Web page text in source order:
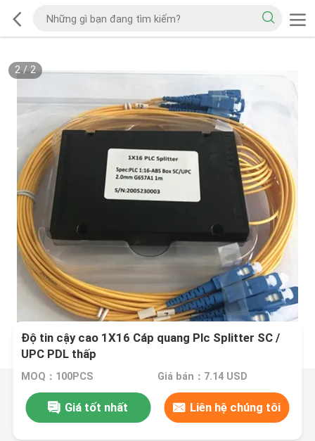
2/2
Độ tin cậy cao 1X16 Cáp quang Plc Splitter SC /
UPC PDL thấp
MOQ：100PCS Giá bán：7.14 USD
Giá tốt nhất Liên hệ chúng tôi